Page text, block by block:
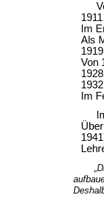
Im
Als
Von
Im